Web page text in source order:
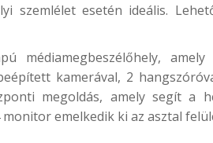
szemlélet esetén ideális.
médiamegbeszélőhely,
kamerával, 2
megoldás, amely segít a
emelkedik ki az asztal